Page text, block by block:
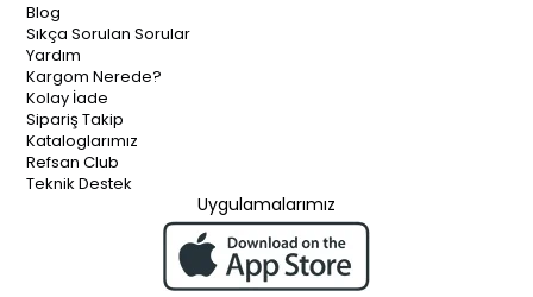
Blog
Sıkça Sorulan Sorular
Yardım
Kargom Nerede?
Kolay İade
Sipariş Takip
Kataloglarımız
Refsan Club
Teknik Destek
Uygulamalarımız